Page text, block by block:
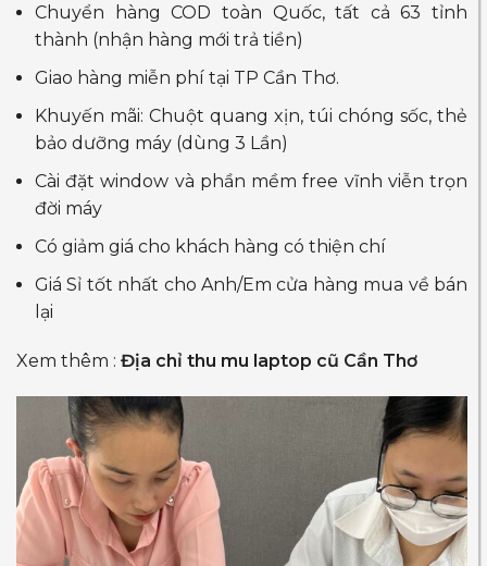
Chuyển hàng COD toàn Quốc, tất cả 63 tỉnh
thành (nhận hàng mới trả tiền)
Giao hàng miễn phí tại TP Cần Thơ.
Khuyến mãi: Chuột quang xịn, túi chóng sốc, thẻ
bảo dưỡng máy (dùng 3 Lần)
Cài đặt window và phần mềm free vĩnh viễn trọn
đời máy
Có giảm giá cho khách hàng có thiện chí
Giá Sỉ tốt nhất cho Anh/Em cửa hàng mua về bán
lại
Xem thêm : Địa chỉ thu mu laptop cũ Cần Thơ